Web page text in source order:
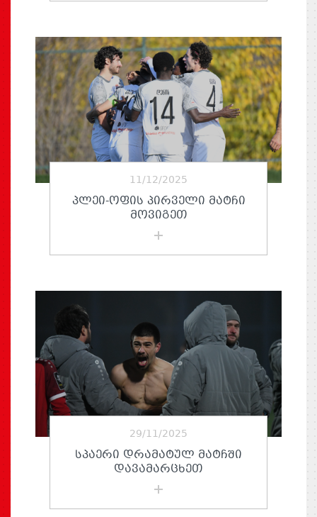
11/12/2025
ᲞᲚᲔᲘ-ᲝᲤᲘᲡ ᲞᲘᲠᲕᲔᲚᲘ ᲛᲐᲢᲩᲘ
ᲛᲝᲕᲘᲒᲔᲗ
29/11/2025
ᲡᲞᲐᲔᲠᲘ ᲓᲠᲐᲛᲐᲢᲣᲚ ᲛᲐᲢᲩᲨᲘ
ᲓᲐᲕᲐᲛᲐᲠᲪᲮᲔᲗ